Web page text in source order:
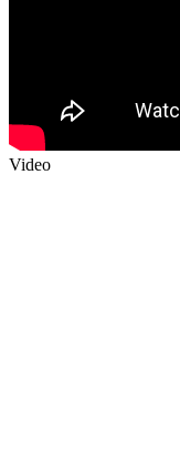
Video